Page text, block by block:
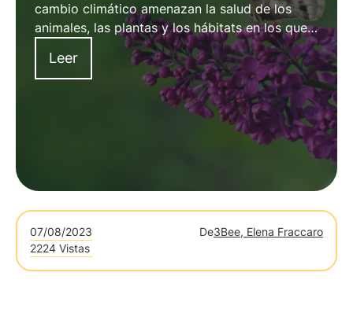
cambio climático amenazan la salud de los
animales, las plantas y los hábitats en los que
viven. El programa de la ONU para 2030
aboga por la protección y la restauración. Pero
es necesario actuar a tiempo.
Leer
07/08/2023 De3Bee, Elena Fraccaro
2224 Vistas